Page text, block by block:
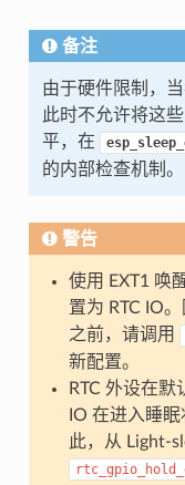
备注
由于硬件限制，
此时不允许将这
平，在
的内部检查机制。
警告
使用 EXT1 唤
置为 RTC IO
之前，请调用
新配置。
RTC 外设在
IO 在进入睡
此，从 Light-